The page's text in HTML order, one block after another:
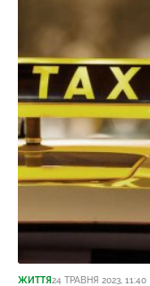
ЖИТТЯ24 ТРАВНЯ 2023, 11:40